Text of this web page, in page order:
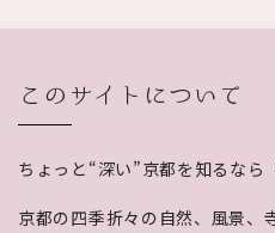
このサイトについて
ちょっと“深い”京都を知るなら
京都の四季折々の自然、風景、